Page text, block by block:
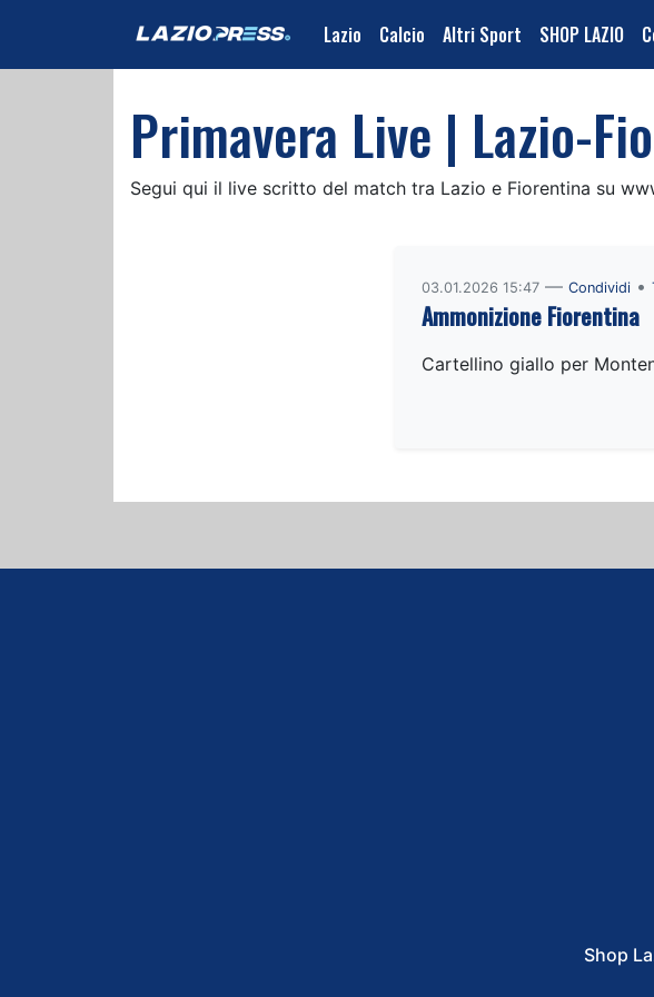
Lazio Calcio Altri Sport SHOP LAZIO
Primavera Live | Lazio-
Segui qui il live scritto del match tra Lazio e Fiorentina su
03.01.2026 15:47— Condividi•
Ammonizione Fiorentina
Cartellino giallo per
Shop